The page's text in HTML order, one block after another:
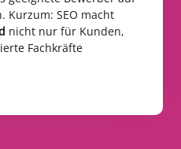
Kurzum: SEO macht
nicht nur für Kunden,
Fachkräfte